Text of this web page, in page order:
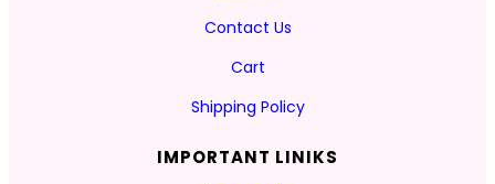
Contact Us
Cart
Shipping Policy
IMPORTANT LINIKS